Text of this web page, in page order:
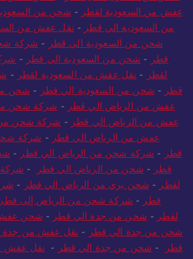
عفش من السعودية لقطر - شحن من
من السعودية الي قطر - نقل عفش من
شحن من السعودية الي قطر - شركة
قطر - شحن من السعودية الي قطر -
لقطر - نقل عفش من السعودية لقطر -
قطر - شحن من السعودية الي قطر - شحن
عفش من الرياض الي قطر - شركة شحن
عفش من الرياض الي قطر - شركة شحن من
عفش من الرياض الي قطر - شركة
قطر - شركة شحن من الرياض الي قطر -
قطر - شحن من الرياض الي قطر -
لقطر - شحن بري من الرياض الي قطر -
قطر - شركة شحن من الرياض إلى قطر
لقطر - شحن من جدة الي قطر - شحن عفش
شحن من جدة الي قطر - نقل عفش من جدة
قطر
- شحن من جدة الي قطر - نقل عفش